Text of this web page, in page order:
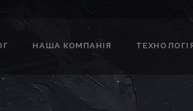
НАША КОМПАНІЯ